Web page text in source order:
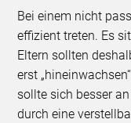
Bei einem nicht
effizient treten. Es
Eltern sollten
erst
sollte sich besser
durch eine